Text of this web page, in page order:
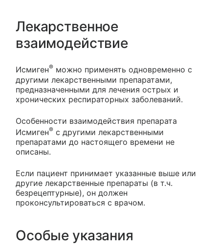
Лекарственное
взаимодействие
Исмиген® можно применять одновременно с
другими лекарственными препаратами,
предназначенными для лечения острых и
хронических респираторных заболеваний.
Особенности взаимодействия препарата
Исмиген® с другими лекарственными
препаратами до настоящего времени не
описаны.
Если пациент принимает указанные выше или
другие лекарственные препараты (в т.ч.
безрецептурные), он должен
проконсультироваться с врачом.
Особые указания